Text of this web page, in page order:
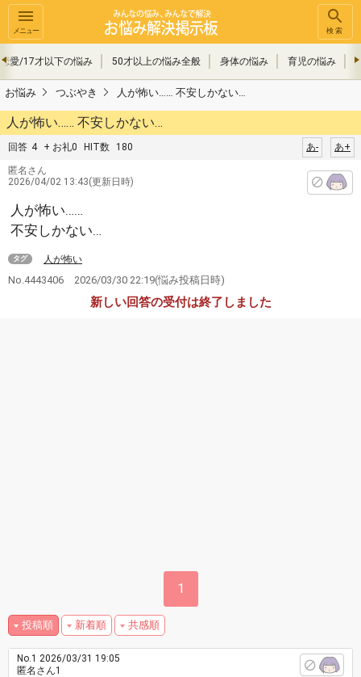
メニュー 検索
恋愛/17才以下の悩み 50才以上の悩み全般 身体の悩み 育児の悩み
お悩み つぶやき 人が怖い…… 不安しかない…
人が怖い…… 不安しかない…
回答 4 + お礼0 HIT数 180 あ+
あ-
匿名さん
2026/04/02 13:43(更新日時)
人が怖い……
不安しかない…
タグ 人が怖い
No.4443406 2026/03/30 22:19(悩み投稿日時)
新しい回答の受付は終了しました
1
投稿順 新着順 共感順
No.1 2026/03/31 19:05
匿名さん1